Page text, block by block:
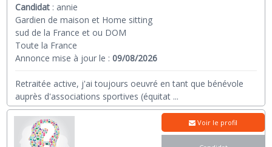
Candidat : annie
Gardien de maison et Home sitting
sud de la France et ou DOM
Toute la France
Annonce mise à jour le :09/08/2026
Retraitée active, j'ai toujours oeuvré en tant que bénévole
auprès d'associations sportives (équitat ...
Voir le profil